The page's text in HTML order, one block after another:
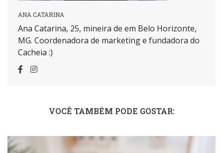
ANA CATARINA
Ana Catarina, 25, mineira de em Belo Horizonte,
MG. Coordenadora de marketing e fundadora do
Cacheia :)
VOCÊ TAMBÉM PODE GOSTAR: